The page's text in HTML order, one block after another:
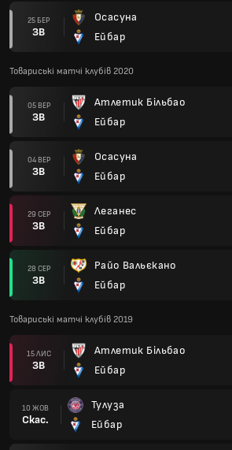
25 БЕР
ЗВ
Осасуна
Ейбар
Товариські матчі клубів 2020
05 ВЕР
ЗВ
Атлетик Більбао
Ейбар
04 ВЕР
ЗВ
Осасуна
Ейбар
29 СЕР
ЗВ
Леганес
Ейбар
28 СЕР
ЗВ
Райо Вальєкано
Ейбар
Товариські матчі клубів 2019
15 ЛИС
ЗВ
Атлетик Більбао
Ейбар
10 ЖОВ
Скас.
Тулуза
Ейбар